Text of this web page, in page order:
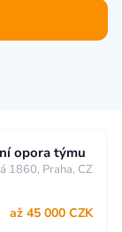
opora týmu
1860, Praha, CZ
až 45 000 CZK